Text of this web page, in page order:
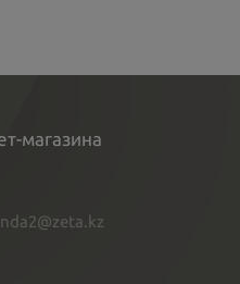
магазина